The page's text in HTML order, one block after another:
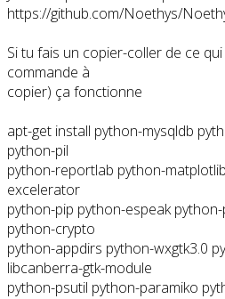
https://github.com/Noethys/
Si tu fais un copier-coller de ce
commande à
copier) ça fonctionne
apt-get install python-mysqldb
python-pil
python-reportlab python-
excelerator
python-pip python-espeak
python-crypto
python-appdirs python-wxgtk3.0
libcanberra-gtk-module
python-psutil python-paramiko